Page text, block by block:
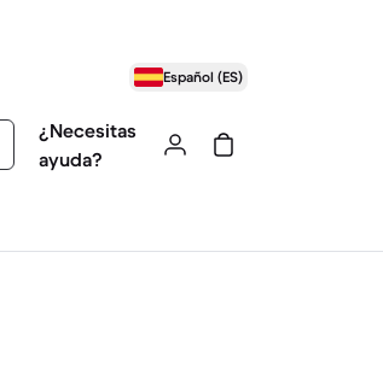
Español (ES)
¿Necesitas
ayuda?